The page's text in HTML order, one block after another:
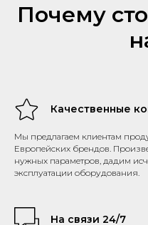
Почему
Качественные
Мы предлагаем клиентам
Европейских брендов.
нужных параметров, дадим
эксплуатации оборудования.
На связи 24/7